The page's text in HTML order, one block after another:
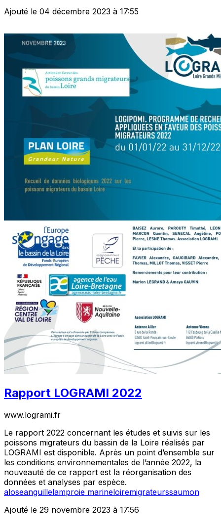
Ajouté le 04 décembre 2023 à 17:55
Rapport LOGRAMI 2022
www.logrami.fr
Le rapport 2022 concernant les études et suivis sur les
poissons migrateurs du bassin de la Loire réalisés par
LOGRAMI est disponible. Après un point d’ensemble sur
les conditions environnementales de l’année 2022, la
nouveauté de ce rapport est la réorganisation des
données et analyses par espèce.
aloseanguillelamproie marineloiremigrateurssaumon
Ajouté le 29 novembre 2023 à 17:56